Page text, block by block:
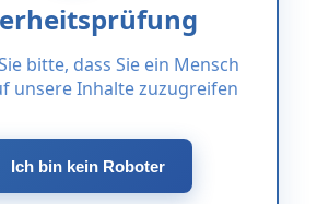
bitte, dass Sie ein Mensch
unsere Inhalte zuzugreifen
Ich bin kein Roboter